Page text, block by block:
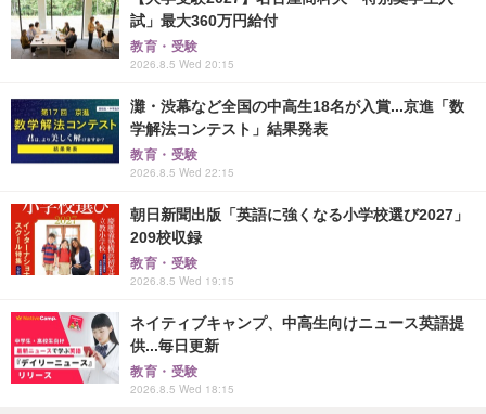
試」最大360万円給付
教育・受験
2026.8.5 Wed 20:15
灘・渋幕など全国の中高生18名が入賞...京進「数
学解法コンテスト」結果発表
教育・受験
2026.8.5 Wed 22:15
朝日新聞出版「英語に強くなる小学校選び2027」
209校収録
教育・受験
2026.8.5 Wed 19:15
ネイティブキャンプ、中高生向けニュース英語提
供...毎日更新
教育・受験
2026.8.5 Wed 18:15